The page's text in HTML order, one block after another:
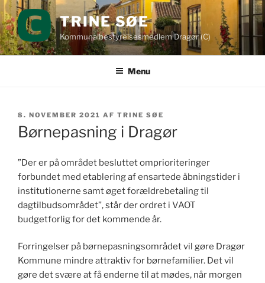
Videre
til
indhold
TRINE SØE
Kommunalbestyrelsesmedlem Dragør (C)
Menu
UDGIVET
DEN
8. NOVEMBER 2021 AF TRINE SØE
Børnepasning i Dragør
”Der er på området besluttet omprioriteringer
forbundet med etablering af ensartede åbningstider i
institutionerne samt øget forældrebetaling til
dagtilbudsområdet”, står der ordret i VAOT
budgetforlig for det kommende år.
Forringelser på børnepasningsområdet vil gøre Dragør
Kommune mindre attraktiv for børnefamilier. Det vil
gøre det svære at få enderne til at mødes, når morgen